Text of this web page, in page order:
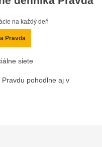
na každý deň
Pravda
siete
pohodlne aj v